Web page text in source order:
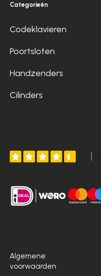
Categorieën
Codeklavieren
Poortsloten
Handzenders
Cilinders
Algemene
voorwaarden